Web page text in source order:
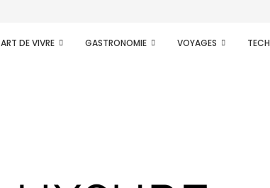
ART DE VIVRE GASTRONOMIE VOYAGES TECH